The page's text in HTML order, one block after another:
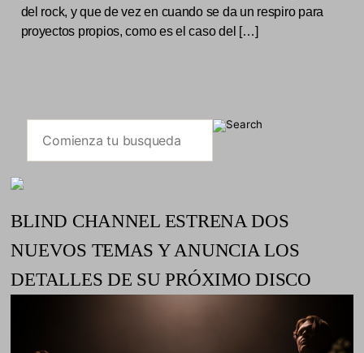
del rock, y que de vez en cuando se da un respiro para
proyectos propios, como es el caso del […]
BLIND CHANNEL ESTRENA DOS
NUEVOS TEMAS Y ANUNCIA LOS
DETALLES DE SU PRÓXIMO DISCO